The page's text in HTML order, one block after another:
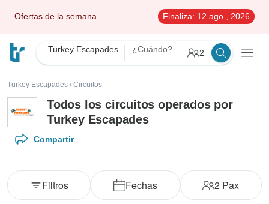
Ofertas de la semana Finaliza: 12 ago., 2026
Turkey Escapades ¿Cuándo? 2
Turkey Escapades / Circuitos
Todos los circuitos operados por
Turkey Escapades
Compartir
Fechas 2 Pax
Filtros